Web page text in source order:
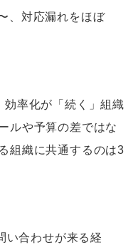
、対応漏れをほぼ
率化が「続く」組織
ルや予算の差ではな
組織に共通するのは3
い合わせが来る経